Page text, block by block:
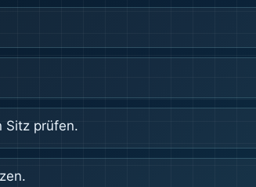
Sitz prüfen.